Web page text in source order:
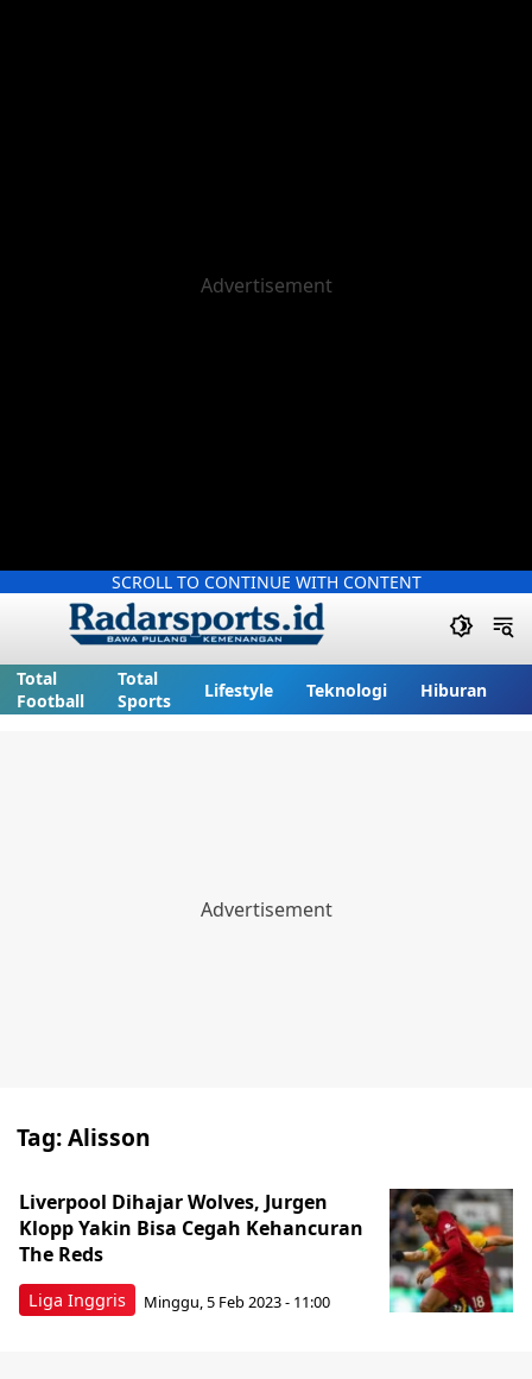
SCROLL TO CONTINUE WITH CONTENT
Total
Football
Total
Sports
Lifestyle Teknologi Hiburan
Tag:Alisson
Liga Inggris
Liverpool Dihajar Wolves, Jurgen
Klopp Yakin Bisa Cegah Kehancuran
The Reds
Minggu, 5 Feb 2023 - 11:00